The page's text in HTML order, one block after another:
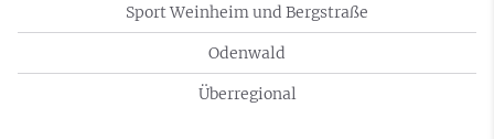
Sport Weinheim und Bergstraße
Odenwald
Überregional